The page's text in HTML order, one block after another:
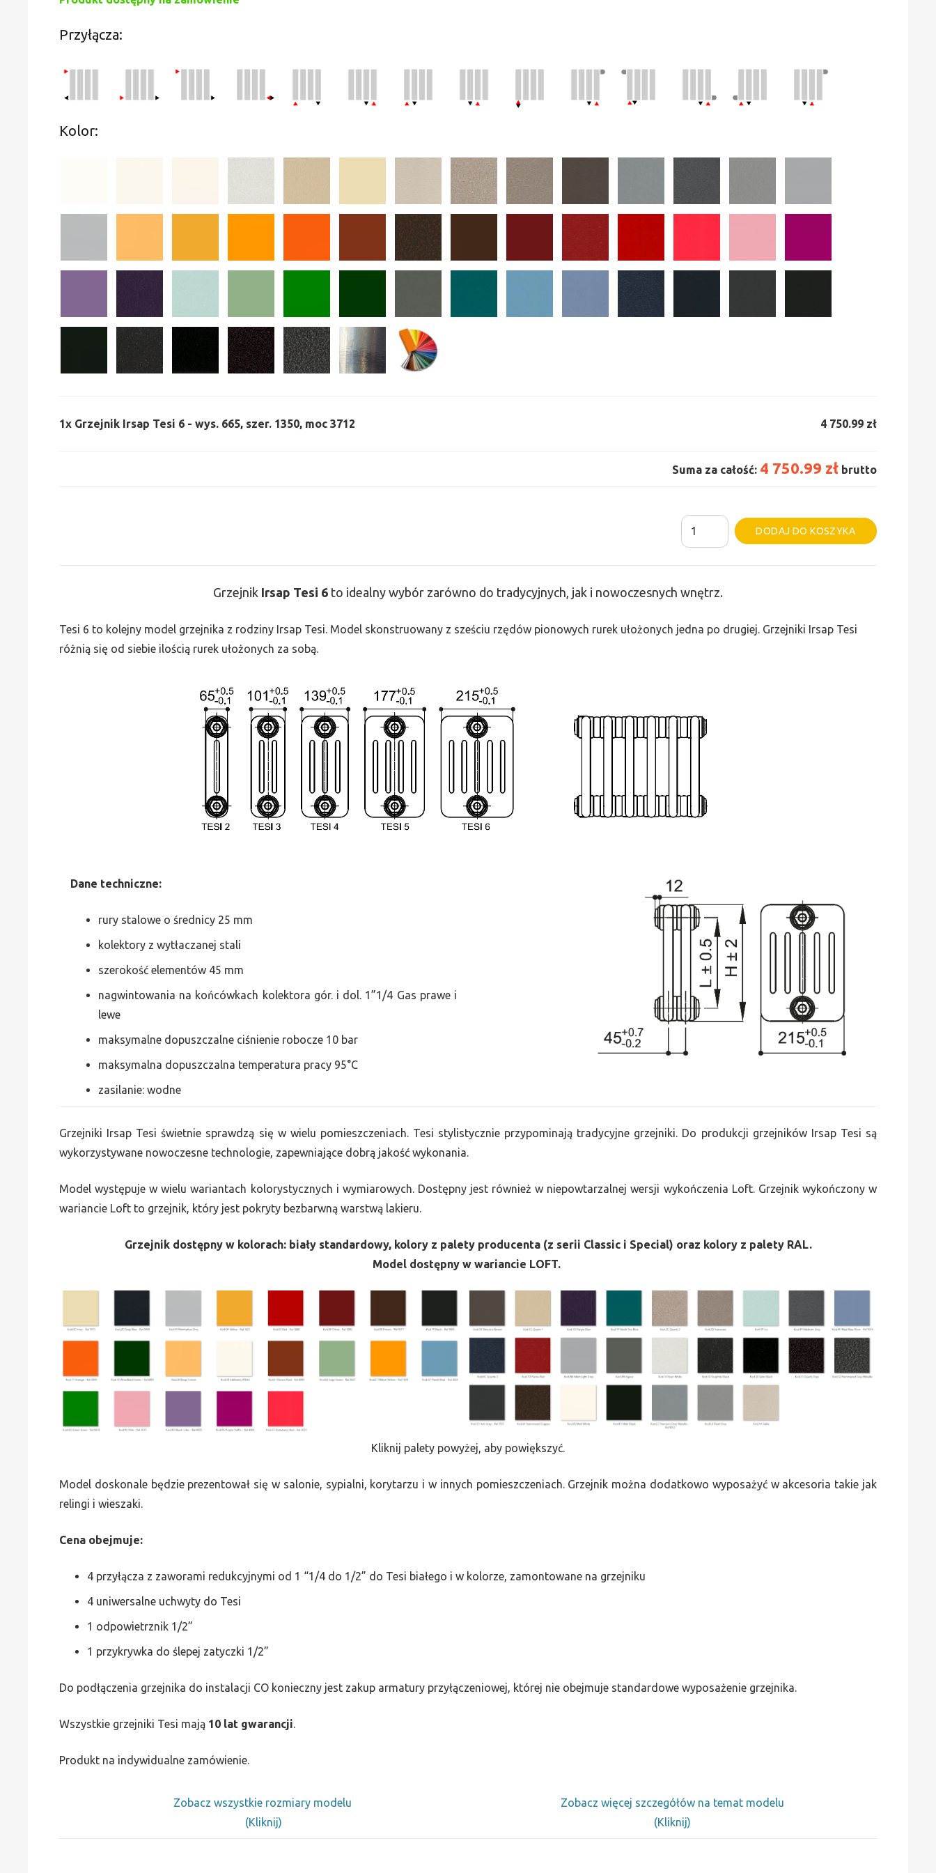
Przyłącza:
Kolor:
1x Grzejnik Irsap Tesi 6 - wys. 665, szer. 1350, moc 3712 4 750.99 zł
Suma za całość: 4 750.99 zł brutto
ilość
Grzejnik
moc
3712
DODAJ DO KOSZYKA
Alternative:
Grzejnik Irsap Tesi 6 to idealny wybór zarówno do tradycyjnych, jak i nowoczesnych wnętrz.
Tesi 6 to kolejny model grzejnika z rodziny Irsap Tesi. Model skonstruowany z sześciu rzędów pionowych rurek ułożonych jedna po drugiej. Grzejniki Irsap Tesi
różnią się od siebie ilością rurek ułożonych za sobą.
Dane techniczne:
rury stalowe o średnicy 25 mm
kolektory z wytłaczanej stali
szerokość elementów 45 mm
nagwintowania na końcówkach kolektora gór. i dol. 1”1/4 Gas prawe i
lewe
maksymalne dopuszczalne ciśnienie robocze 10 bar
maksymalna dopuszczalna temperatura pracy 95°C
zasilanie: wodne
Grzejniki Irsap Tesi świetnie sprawdzą się w wielu pomieszczeniach. Tesi stylistycznie przypominają tradycyjne grzejniki. Do produkcji grzejników Irsap Tesi są
wykorzystywane nowoczesne technologie, zapewniające dobrą jakość wykonania.
Model występuje w wielu wariantach kolorystycznych i wymiarowych. Dostępny jest również w niepowtarzalnej wersji wykończenia Loft. Grzejnik wykończony w
wariancie Loft to grzejnik, który jest pokryty bezbarwną warstwą lakieru.
Grzejnik dostępny w kolorach: biały standardowy, kolory z palety producenta (z serii Classic i Special) oraz kolory z palety RAL.
Model dostępny w wariancie LOFT.
Kliknij palety powyżej, aby powiększyć.
Model doskonale będzie prezentował się w salonie, sypialni, korytarzu i w innych pomieszczeniach. Grzejnik można dodatkowo wyposażyć w akcesoria takie jak
relingi i wieszaki.
Cena obejmuje:
4 przyłącza z zaworami redukcyjnymi od 1 “1/4 do 1/2” do Tesi białego i w kolorze, zamontowane na grzejniku
4 uniwersalne uchwyty do Tesi
1 odpowietrznik 1/2”
1 przykrywka do ślepej zatyczki 1/2”
Do podłączenia grzejnika do instalacji CO konieczny jest zakup armatury przyłączeniowej, której nie obejmuje standardowe wyposażenie grzejnika.
Wszystkie grzejniki Tesi mają 10 lat gwarancji.
Produkt na indywidualne zamówienie.
Zobacz wszystkie rozmiary modelu
(Kliknij)
Zobacz więcej szczegółów na temat modelu
(Kliknij)